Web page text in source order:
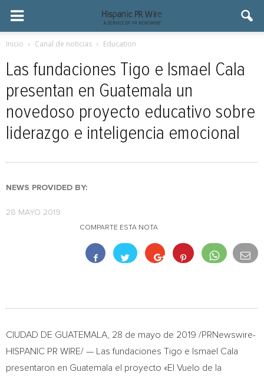
Inicio Canal de noticias Education
Las fundaciones Tigo e Ismael Cala
presentan en Guatemala un
novedoso proyecto educativo sobre
liderazgo e inteligencia emocional
NEWS PROVIDED BY:
28 MAYO 2019
COMPARTE ESTA NOTA
CIUDAD DE GUATEMALA , 28 de mayo de 2019 /PRNewswire-
HISPANIC PR WIRE/ — Las fundaciones Tigo e Ismael Cala
presentaron en Guatemala el proyecto «El Vuelo de la